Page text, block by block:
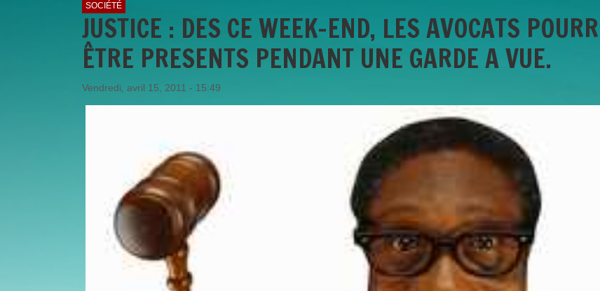
SOCIÉTÉ
JUSTICE : DES CE WEEK-END, LES AVOCATS
ÊTRE PRESENTS PENDANT UNE GARDE A VUE.
Vendredi, avril 15, 2011 - 15:49